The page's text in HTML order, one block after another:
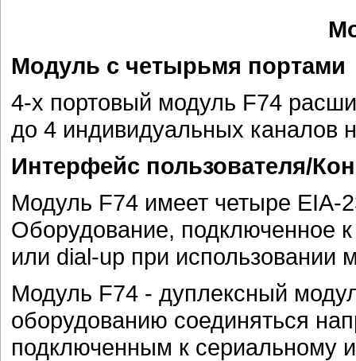
Модуль с четырьмя портами
4-х портовый модуль F74
до 4 индивидуальных каналов
Интерфейс пользователя/
Модуль F74 имеет четыре EIA-
Оборудование, подключенное
или dial-up при использовании
Модуль F74 - дуплексный
оборудованию соединяться
подключенным к сериальному